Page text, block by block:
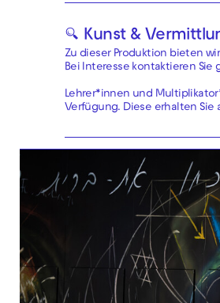
🔍 Kunst &
Zu dieser Produktion bieten
Bei Interesse kontaktieren Sie
Lehrer*innen und
Verfügung. Diese erhalten